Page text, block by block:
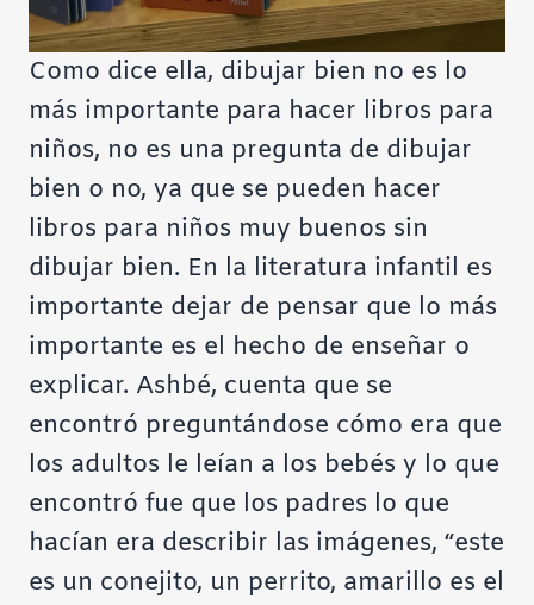
Como dice ella, dibujar bien no es lo
más importante para hacer libros para
niños, no es una pregunta de dibujar
bien o no, ya que se pueden hacer
libros para niños muy buenos sin
dibujar bien. En la literatura infantil es
importante dejar de pensar que lo más
importante es el hecho de enseñar o
explicar. Ashbé, cuenta que se
encontró preguntándose cómo era que
los adultos le leían a los bebés y lo que
encontró fue que los padres lo que
hacían era describir las imágenes, “este
es un conejito, un perrito, amarillo es el